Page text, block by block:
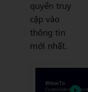
quyền truy
cập vào
thông tin
mới nhất.